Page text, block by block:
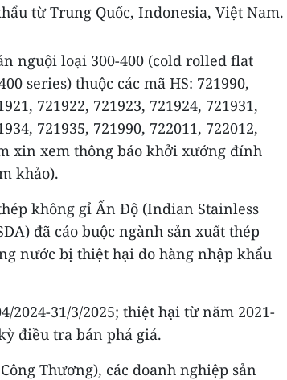
từ Trung Quốc, Indonesia, Việt Nam.
nguội loại 300-400 (cold rolled flat
series) thuộc các mã HS: 721990,
721922, 721923, 721924, 721931,
721935, 721990, 722011, 722012,
xin xem thông báo khởi xướng đính
khảo).
không gỉ Ấn Độ (Indian Stainless
đã cáo buộc ngành sản xuất thép
nước bị thiệt hại do hàng nhập khẩu
31/3/2025; thiệt hại từ năm 2021-
điều tra bán phá giá.
Thương), các doanh nghiệp sản